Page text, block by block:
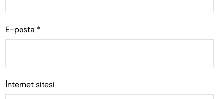
E-posta *
İnternet sitesi